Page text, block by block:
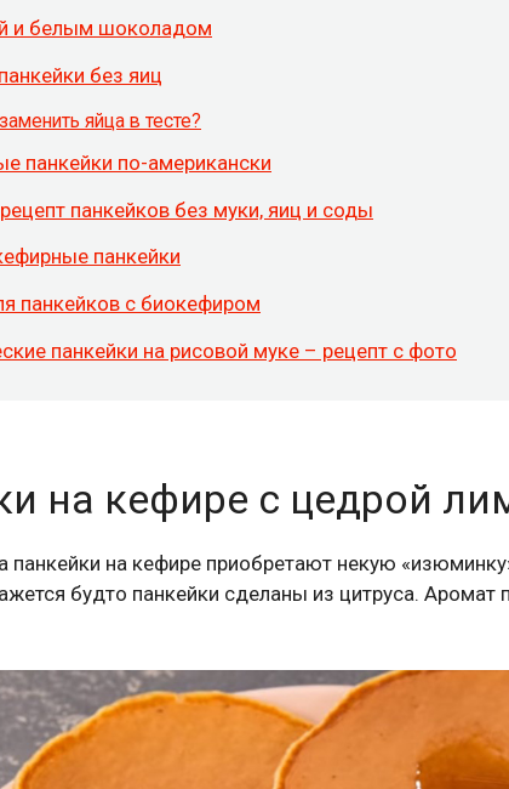
и белым шоколадом
без яиц
яйца в тесте?
панкейки по-американски
панкейков без муки, яиц и соды
панкейки
панкейков с биокефиром
панкейки на рисовой муке – рецепт с фото
на кефире с цедрой
панкейки на кефире приобретают некую
будто панкейки сделаны из цитруса. Аромат